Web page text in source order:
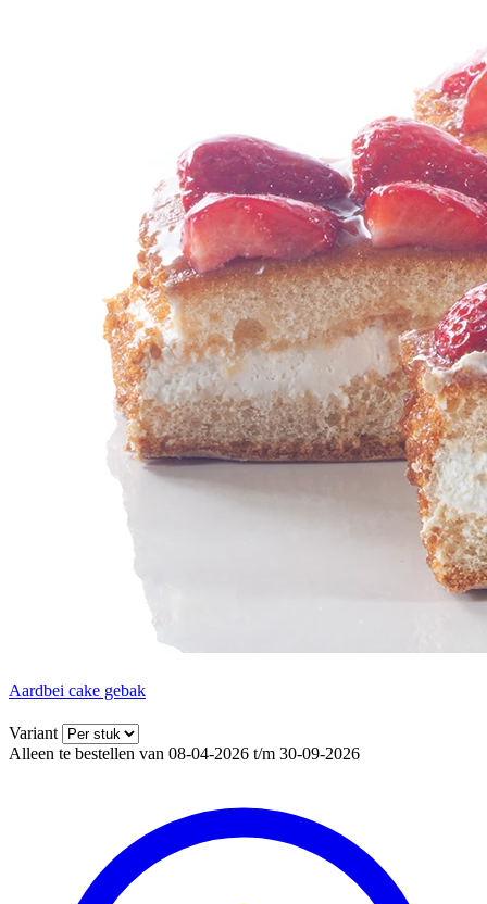
Aardbei cake gebak
Variant
Alleen te bestellen van 08-04-2026 t/m 30-09-2026